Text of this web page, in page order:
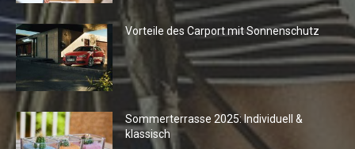
Vorteile des Carport mit Sonnenschutz
Sommerterrasse 2025: Individuell &
klassisch